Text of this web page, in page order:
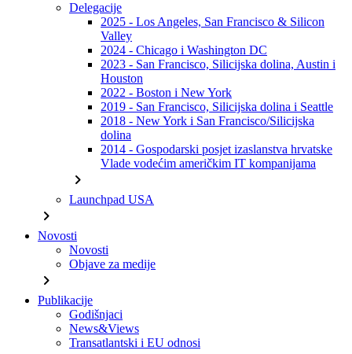
Delegacije
2025 - Los Angeles, San Francisco & Silicon
Valley
2024 - Chicago i Washington DC
2023 - San Francisco, Silicijska dolina, Austin i
Houston
2022 - Boston i New York
2019 - San Francisco, Silicijska dolina i Seattle
2018 - New York i San Francisco/Silicijska
dolina
2014 - Gospodarski posjet izaslanstva hrvatske
Vlade vodećim američkim IT kompanijama
chevron_right
Launchpad USA
chevron_right
Novosti
Novosti
Objave za medije
chevron_right
Publikacije
Godišnjaci
News&Views
Transatlantski i EU odnosi